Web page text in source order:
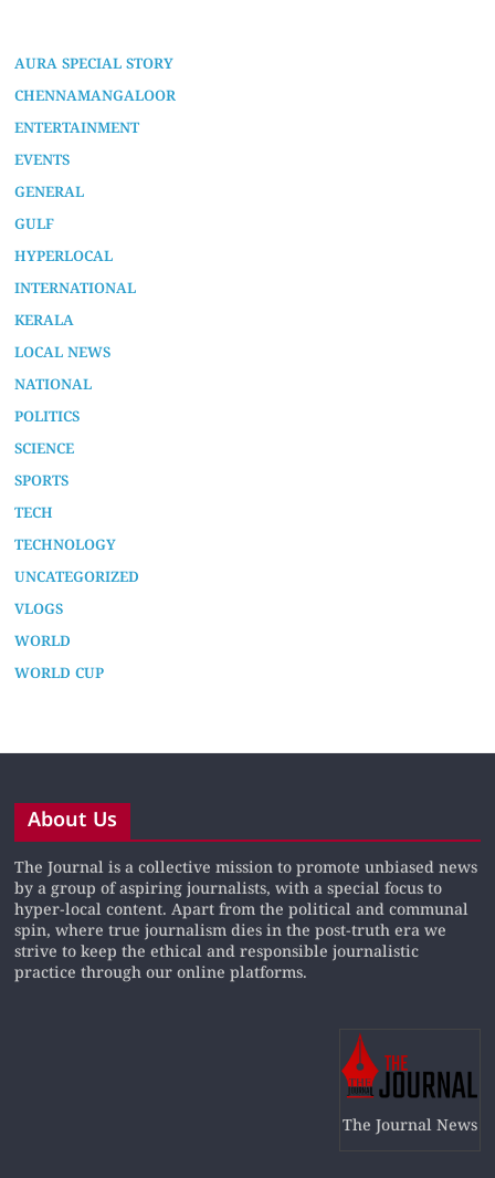
AURA SPECIAL STORY
CHENNAMANGALOOR
ENTERTAINMENT
EVENTS
GENERAL
GULF
HYPERLOCAL
INTERNATIONAL
KERALA
LOCAL NEWS
NATIONAL
POLITICS
SCIENCE
SPORTS
TECH
TECHNOLOGY
UNCATEGORIZED
VLOGS
WORLD
WORLD CUP
About Us
The Journal is a collective mission to promote unbiased news
by a group of aspiring journalists, with a special focus to
hyper-local content. Apart from the political and communal
spin, where true journalism dies in the post-truth era we
strive to keep the ethical and responsible journalistic
practice through our online platforms.
The Journal News